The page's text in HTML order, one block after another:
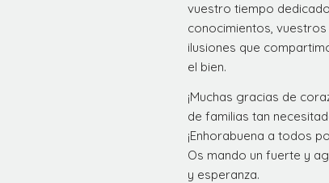
vuestro tiempo
conocimientos,
ilusiones que
el bien.
¡Muchas gracias de
de familias tan
¡Enhorabuena a todos
Os mando un fuerte y
y esperanza.